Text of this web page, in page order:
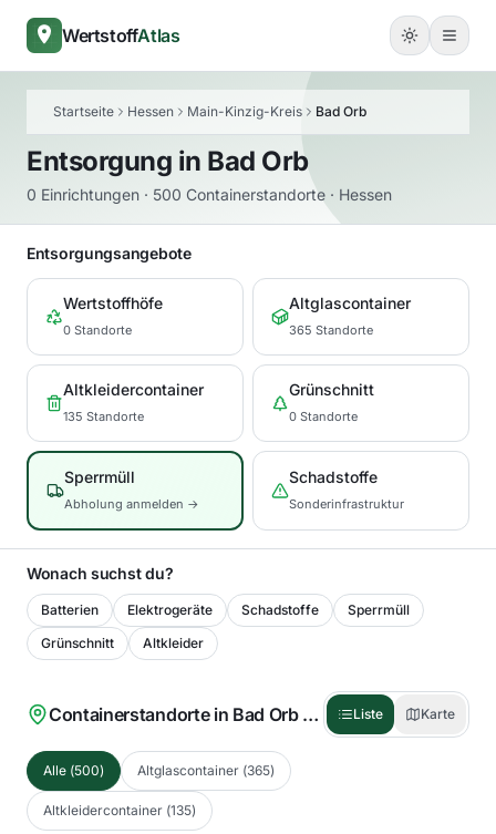
WertstoffAtlas
Startseite Hessen Main-Kinzig-Kreis Bad Orb
Entsorgung in Bad Orb
0 Einrichtungen · 500 Containerstandorte · Hessen
Entsorgungsangebote
Wertstoffhöfe
0 Standorte
Altglascontainer
365 Standorte
Altkleidercontainer
135 Standorte
Grünschnitt
0 Standorte
Sperrmüll
Abholung anmelden →
Schadstoffe
Sonderinfrastruktur
Wonach suchst du?
Batterien Elektrogeräte Schadstoffe
Sperrmüll
Grünschnitt
Altkleider
Containerstandorte in Bad Orb (500) Liste Karte
Alle (500) Altglascontainer (365)
Altkleidercontainer (135)